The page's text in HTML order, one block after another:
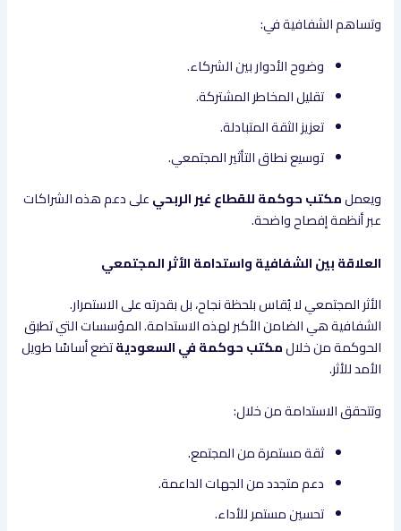
وتساهم الشفافية في:
وضوح الأدوار بين الشركاء.
تقليل المخاطر المشتركة.
تعزيز الثقة المتبادلة.
توسيع نطاق التأثير المجتمعي.
ويعملمكتب حوكمة للقطاع غير الربحيعلى دعم هذه الشراكات
عبر أنظمة إفصاح واضحة.
العلاقة بين الشفافية واستدامة الأثر المجتمعي
الأثر المجتمعي لا يُقاس بلحظة نجاح، بل بقدرته على الاستمرار.
الشفافية هي الضامن الأكبر لهذه الاستدامة. المؤسسات التي تطبق
الحوكمة من خلالمكتب حوكمة في السعوديةتضع أساسًا طويل
الأمد للأثر.
وتتحقق الاستدامة من خلال:
ثقة مستمرة من المجتمع.
دعم متجدد من الجهات الداعمة.
تحسين مستمر للأداء.